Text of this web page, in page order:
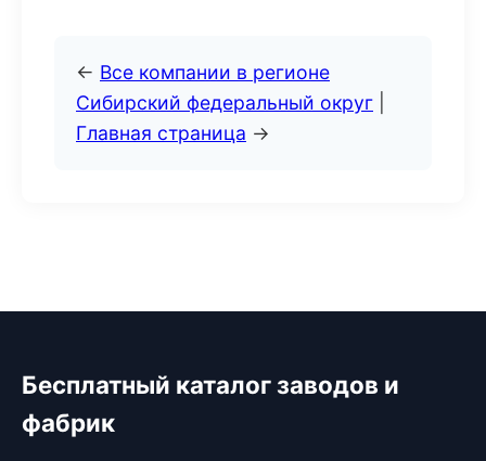
← Все компании в регионе
Сибирский федеральный округ
Главная страница →
Бесплатный каталог заводов и
фабрик